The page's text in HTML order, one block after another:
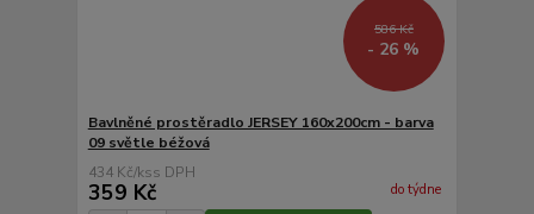
586 Kč
- 26 %
Bavlněné prostěradlo JERSEY 160x200cm - barva
09 světle béžová
434 Kč/ks
359 Kč do týdne